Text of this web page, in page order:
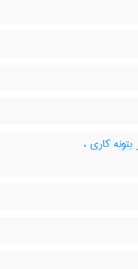
کاری ،